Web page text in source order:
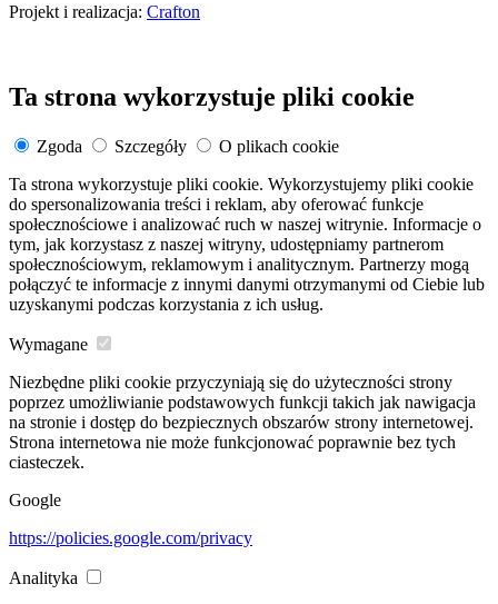
Projekt i realizacja: Crafton
Ta strona wykorzystuje pliki cookie
Zgoda Szczegóły
O plikach cookie
Ta strona wykorzystuje pliki cookie. Wykorzystujemy pliki cookie
do spersonalizowania treści i reklam, aby oferować funkcje
społecznościowe i analizować ruch w naszej witrynie. Informacje o
tym, jak korzystasz z naszej witryny, udostępniamy partnerom
społecznościowym, reklamowym i analitycznym. Partnerzy mogą
połączyć te informacje z innymi danymi otrzymanymi od Ciebie lub
uzyskanymi podczas korzystania z ich usług.
Wymagane
Niezbędne pliki cookie przyczyniają się do użyteczności strony
poprzez umożliwianie podstawowych funkcji takich jak nawigacja
na stronie i dostęp do bezpiecznych obszarów strony internetowej.
Strona internetowa nie może funkcjonować poprawnie bez tych
ciasteczek.
Google
https://policies.google.com/privacy
Analityka